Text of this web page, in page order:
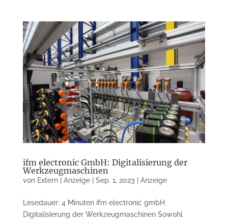
ifm electronic GmbH: Digitalisierung der
Werkzeugmaschinen
von Extern | Anzeige| Sep. 1, 2023 Anzeige
Lesedauer: 4 Minuten ifm electronic gmbH
Digitalisierung der Werkzeugmaschinen Sowohl